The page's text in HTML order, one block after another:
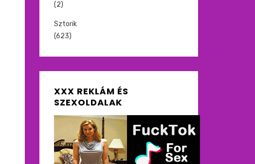
(2)
Sztorik
(623)
XXX REKLÁM ÉS
SZEXOLDALAK